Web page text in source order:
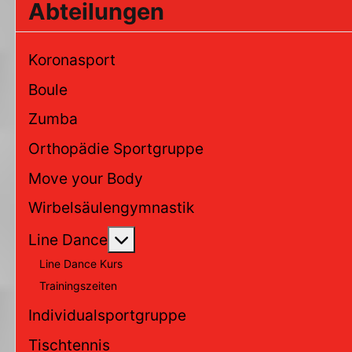
Abteilungen
Koronasport
Boule
Zumba
Orthopädie Sportgruppe
Move your Body
Wirbelsäulengymnastik
Line Dance
Line Dance Kurs
Trainingszeiten
Individualsportgruppe
Tischtennis